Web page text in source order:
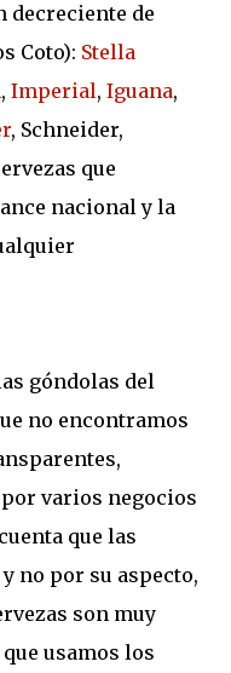
decreciente de
Coto): Stella
, Imperial, Iguana,
, Schneider,
que
nacional y la
góndolas del
no encontramos
varios negocios
que las
no por su aspecto,
son muy
usamos los